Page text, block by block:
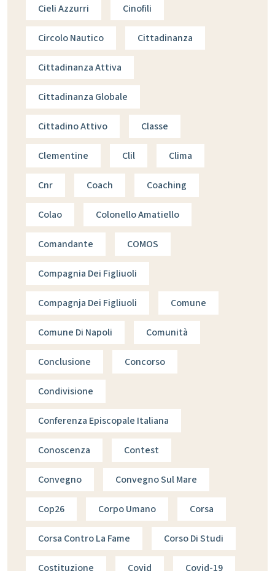
Cieli Azzurri Cinofili
Circolo Nautico Cittadinanza
Cittadinanza Attiva
Cittadinanza Globale
Cittadino Attivo Classe
Clementine Clil Clima
Cnr Coach Coaching
Colao Colonello Amatiello
Comandante COMOS
Compagnia Dei Figliuoli
Compagnja Dei Figliuoli Comune
Comune Di Napoli Comunità
Conclusione Concorso
Condivisione
Conferenza Episcopale Italiana
Conoscenza Contest
Convegno Convegno Sul Mare
Cop26 Corpo Umano Corsa
Corsa Contro La Fame Corso Di Studi
Costituzione Covid Covid-19